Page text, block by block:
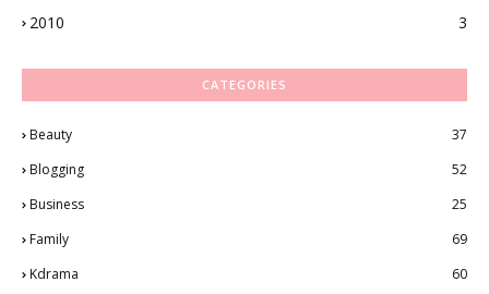
2010
3
CATEGORIES
Beauty
37
Blogging
52
Business
25
Family
69
Kdrama
60